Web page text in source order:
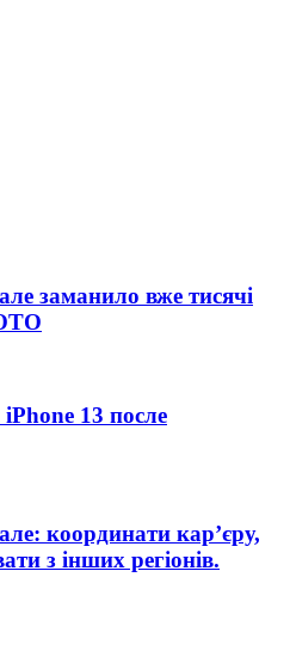
заманило вже тисячі
13 после
координати кар’єру,
з інших регіонів.